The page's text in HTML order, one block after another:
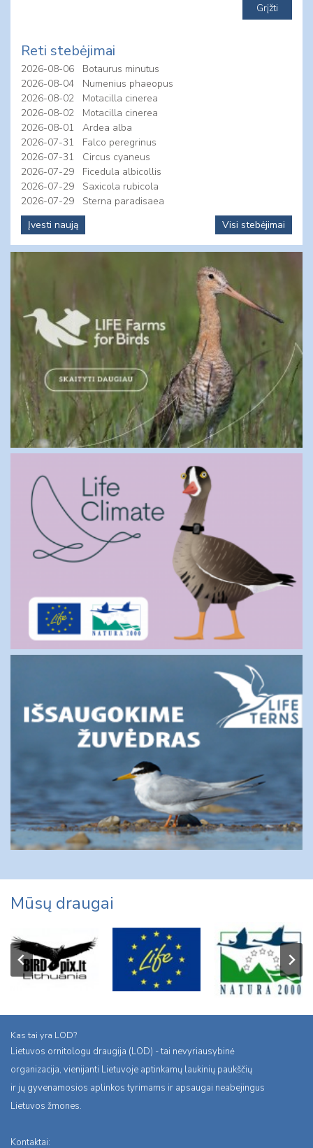
Reti stebėjimai
2026-08-06
Botaurus minutus
2026-08-04
Numenius phaeopus
2026-08-02
Motacilla cinerea
2026-08-02
Motacilla cinerea
2026-08-01
Ardea alba
2026-07-31
Falco peregrinus
2026-07-31
Circus cyaneus
2026-07-29
Ficedula albicollis
2026-07-29
Saxicola rubicola
2026-07-29
Sterna paradisaea
Įvesti naują
Visi stebėjimai
Mūsų draugai
Kas tai yra LOD?
Lietuvos ornitologu draugija (LOD) - tai nevyriausybinė
organizacija, vienijanti Lietuvoje aptinkamų laukinių paukščių
ir jų gyvenamosios aplinkos tyrimams ir apsaugai neabejingus
Lietuvos žmones.
Kontaktai: